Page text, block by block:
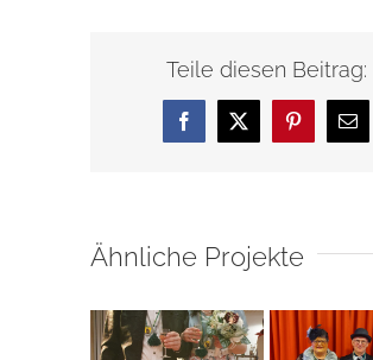
Teile diesen Beitrag:
Facebook
X Pinterest
E-
Mail
Ähnliche Projekte